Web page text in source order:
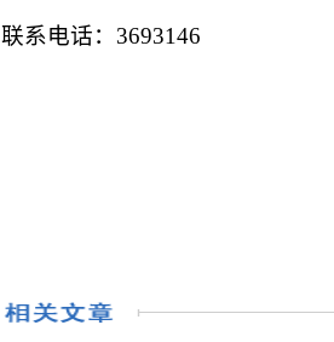
联系电话：3693146